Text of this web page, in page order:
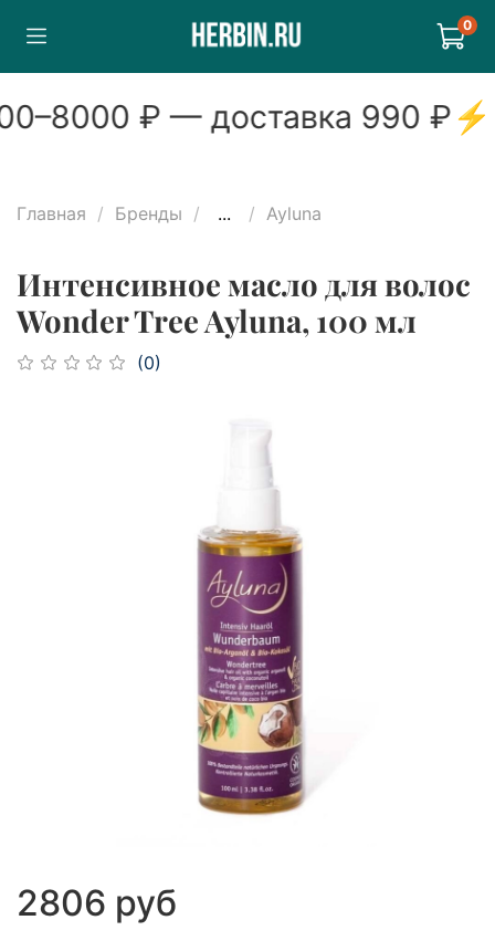
0
–8000₽ — доставка990₽⚡
Главная Бренды ... Ayluna
Интенсивное масло для волос
Wonder Tree Ayluna, 100 мл
(0)
2806 руб